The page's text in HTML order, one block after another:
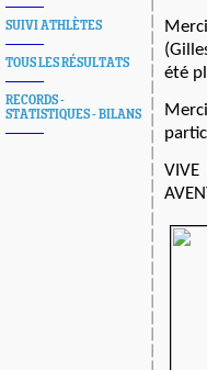
SUIVI ATHLÈTES
TOUS LES RÉSULTATS
RECORDS -
STATISTIQUES - BILANS
été
VIVE